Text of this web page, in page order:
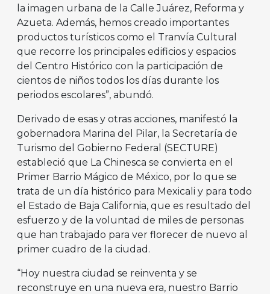
la imagen urbana de la Calle Juárez, Reforma y
Azueta. Además, hemos creado importantes
productos turísticos como el Tranvía Cultural
que recorre los principales edificios y espacios
del Centro Histórico con la participación de
cientos de niños todos los días durante los
periodos escolares”, abundó.
Derivado de esas y otras acciones, manifestó la
gobernadora Marina del Pilar, la Secretaría de
Turismo del Gobierno Federal (SECTURE)
estableció que La Chinesca se convierta en el
Primer Barrio Mágico de México, por lo que se
trata de un día histórico para Mexicali y para todo
el Estado de Baja California, que es resultado del
esfuerzo y de la voluntad de miles de personas
que han trabajado para ver florecer de nuevo al
primer cuadro de la ciudad.
“Hoy nuestra ciudad se reinventa y se
reconstruye en una nueva era, nuestro Barrio